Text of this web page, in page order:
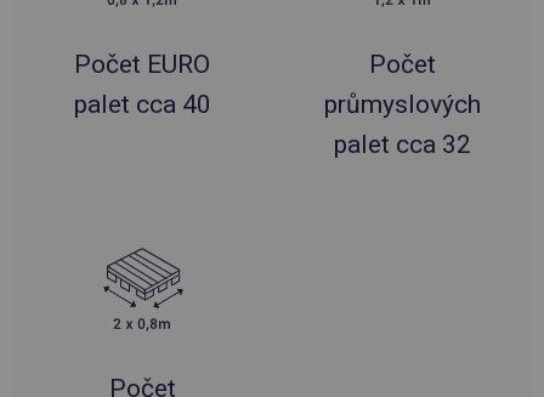
Počet EURO
palet cca 40
Počet
průmyslových
palet cca 32
Počet